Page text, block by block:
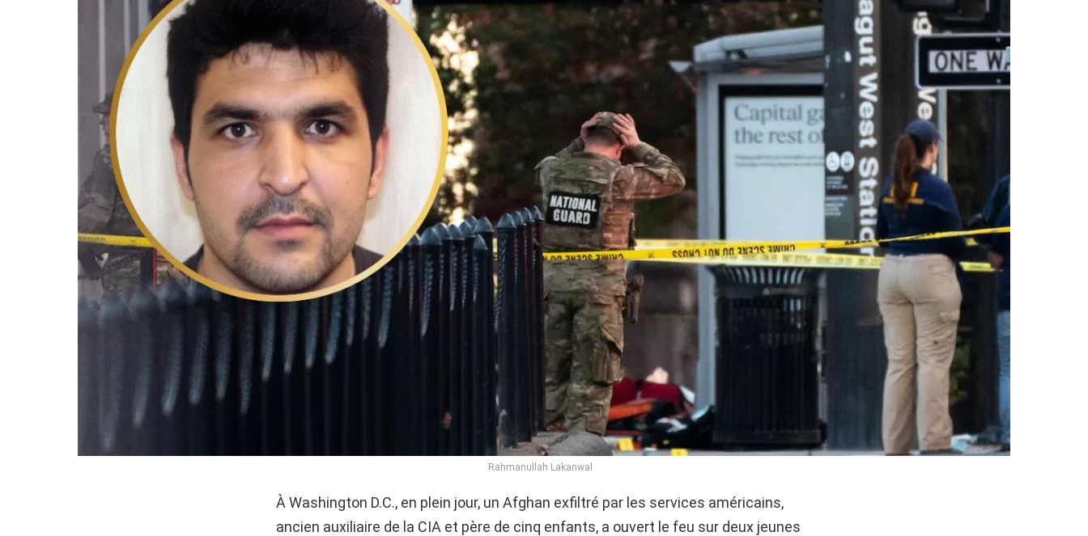
Rahmanullah Lakanwal
À Washington D.C., en plein jour, un Afghan exfiltré par les services américains,
ancien auxiliaire de la CIA et père de cinq enfants, a ouvert le feu sur deux jeunes